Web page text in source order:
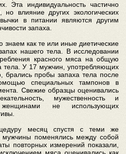
Эта индивидуальность частично
но влияние других экологических
в питании являются другим
запаха.
как те или иные диетические
нашего тела. В исследовании
красного мяса на общую
тела. У 17 мужчин, употребляющих
брались пробы запаха тела после
специальных тампонов в
Свежие образцы оценивались
мужественность и
не использующих
месяц спустя с теми же
мужчины поменялись между собой
повторных измерений показали,